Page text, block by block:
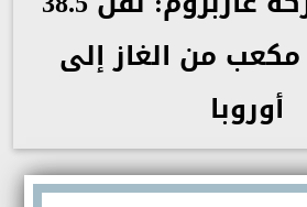
من الغاز إلى
أوروبا